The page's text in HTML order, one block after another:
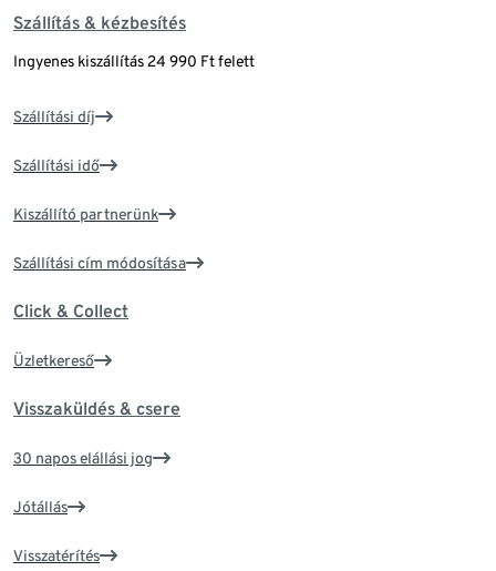
Szállítás & kézbesítés
Ingyenes kiszállítás 24 990 Ft felett
Szállítási díj
Szállítási idő
Kiszállító partnerünk
Szállítási cím módosítása
Click & Collect
Üzletkereső
Visszaküldés & csere
30 napos elállási jog
Jótállás
Visszatérítés